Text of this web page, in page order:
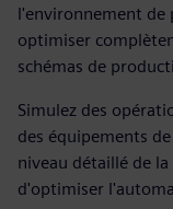
l'environnement de
optimiser
schémas de
Simulez des
des équipements
niveau détaillé de
d'optimiser